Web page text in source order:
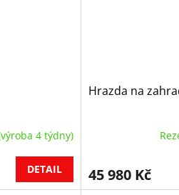
4 týdny)
DETAIL
Hrazda na
45 980 Kč